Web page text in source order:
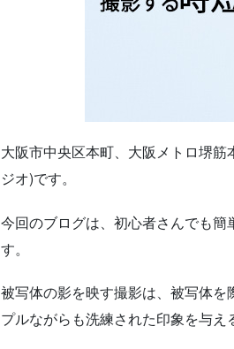
大阪市中央区本町、大阪メトロ堺
ジオ)です。
今回のブログは、初心者さんでも
す。
被写体の影を映す撮影は、被写体
プルながらも洗練された印象を与え